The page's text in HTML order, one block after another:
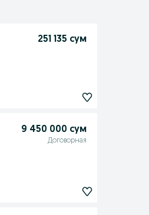
251 135 сум
9 450 000 сум
Договорная